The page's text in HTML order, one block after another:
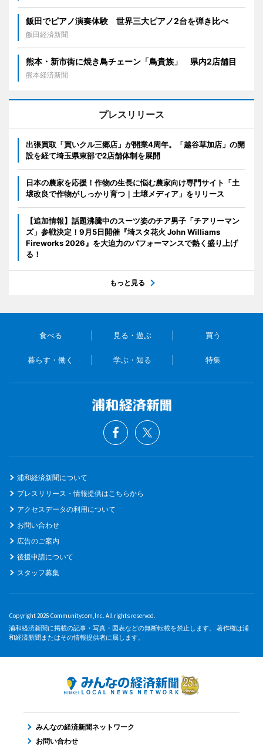
飯田でピアノ演奏体験 世界三大ピアノ2台を弾き比べ
飯田経済新聞
熊本・新市街に焼き鳥チェーン「鳥貴族」 県内2店舗目
熊本経済新聞
プレスリリース
出張買取「買いクル三郷店」が開業4周年。「越谷草加店」の開
設を経て埼玉県東部で2店舗体制を展開
日本の農家を応援！作物の生長に悩む農家向け専門サイト「土
壌改良で作物がしっかり育つ｜土壌メディア」をリリース
【追加情報】話題沸騰中のスーツ姿のチア男子「チアリーマン
ズ」参戦決定！9月5日開催『埼スタ花火 John Williams
Fireworks 2026』を大迫力のパフォーマンスで熱く盛り上げ
る！
もっと見る
食べる 見る・遊ぶ 買う
暮らす・働く 学ぶ・知る 特集
浦和経済新聞について
プレスリリース・情報提供はこちらから
アクセスデータの利用について
お問い合わせ
広告のご案内
後援申請について
スタッフ募集
Copyright 2026 Communitycom,Inc. All rights reserved.
浦和経済新聞に掲載の記事・写真・図表などの無断転載を禁止します。 著作権は浦
和経済新聞またはその情報提供者に属します。
みんなの経済新聞ネットワーク
お問い合わせ